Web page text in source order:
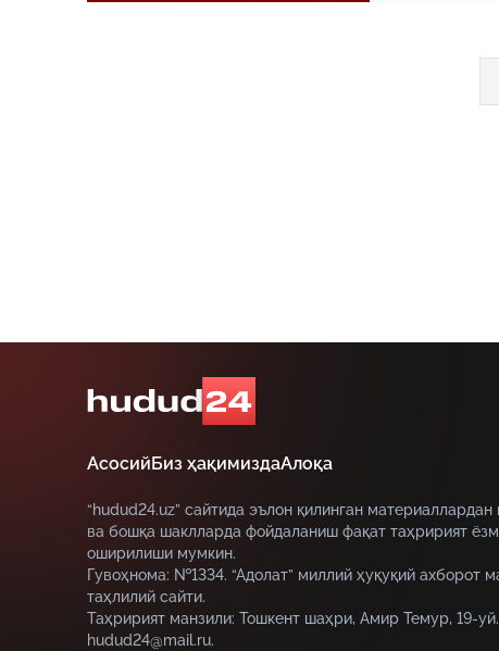
АсосийБиз ҳақимиздаАлоқа
“hudud24.uz” сайтида эълон қилинган
ва бошқа шаклларда фойдаланиш фақат таҳририят
оширилиши мумкин.
Гувоҳнома: №1334. “Адолат” миллий ҳуқуқий ахборот
таҳлилий сайти.
Таҳририят манзили: Тошкент шаҳри, Амир Темур, 19-
hudud24@mail.ru.